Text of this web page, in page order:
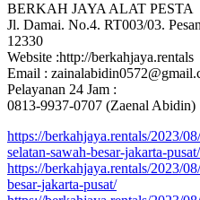
BERKAH JAYA ALAT PESTA
Jl. Damai. No.4. RT003/03.
12330
Website :http://berkahjaya.rentals
Email :
Pelayanan 24 Jam :
0813-9937-0707 (Zaenal Abidin)
https://berkahjaya.rentals/2023/
selatan-sawah-besar-jakarta-pusat/
https://berkahjaya.rentals/2023/
besar-jakarta-pusat/